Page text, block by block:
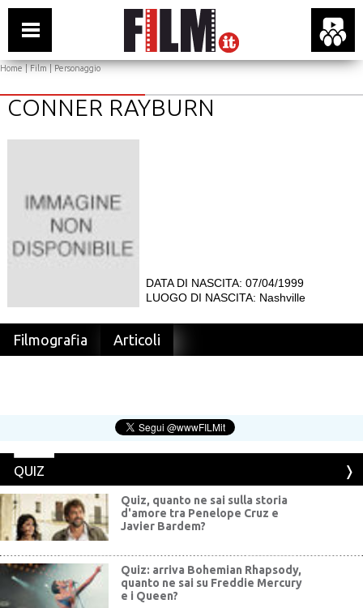
Home|Film| Personaggio
CONNER RAYBURN
DATA DI NASCITA: 07/04/1999
LUOGO DI NASCITA: Nashville
Filmografia Articoli
QUIZ
Quiz, quanto ne sai sulla storia
d'amore tra Penelope Cruz e
Javier Bardem?
Quiz: arriva Bohemian Rhapsody,
quanto ne sai su Freddie Mercury
e i Queen?